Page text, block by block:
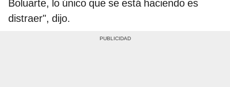
Boluarte, lo único que se está haciendo es
distraer", dijo.